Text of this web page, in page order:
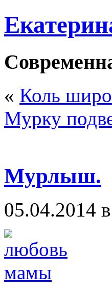
« Коль
Мурку
Мурлыш.
05.04.2014